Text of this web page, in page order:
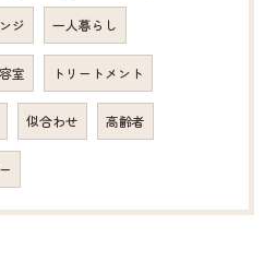
ジ 一人暮らし
室 トリートメント
似合わせ 高齢者